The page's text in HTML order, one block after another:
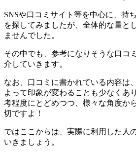
SNSや口コミサイト等を中心に、持
を探してみましたが、全体的な量と
ませんでした。
その中でも、参考になりそうな口コ
介していきます。
なお、口コミに書かれている内容は
よって印象が変わることも少なくあ
考程度にとどめつつ、様々な角度か
切ですよ！
ではここからは、実際に利用した人
いきましょう。